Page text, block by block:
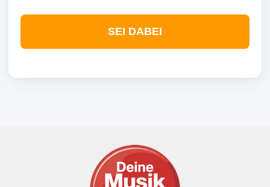
SEI DABEI